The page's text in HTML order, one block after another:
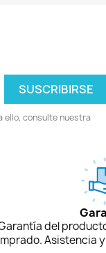
ello, consulte nuestra
del
Asistencia